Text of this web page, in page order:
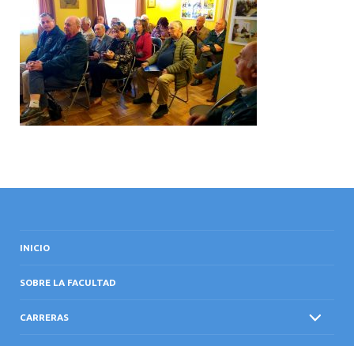
INTERNACIONAL
INICIO
SOBRE LA FACULTAD
CARRERAS